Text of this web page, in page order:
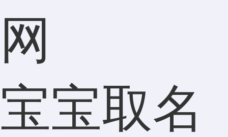
网
宝宝取名